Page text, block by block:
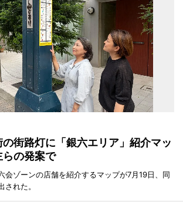
の街路灯に「銀六エリア」紹介マッ
の発案で
会ゾーンの店舗を紹介するマップが7月19日、同
された。